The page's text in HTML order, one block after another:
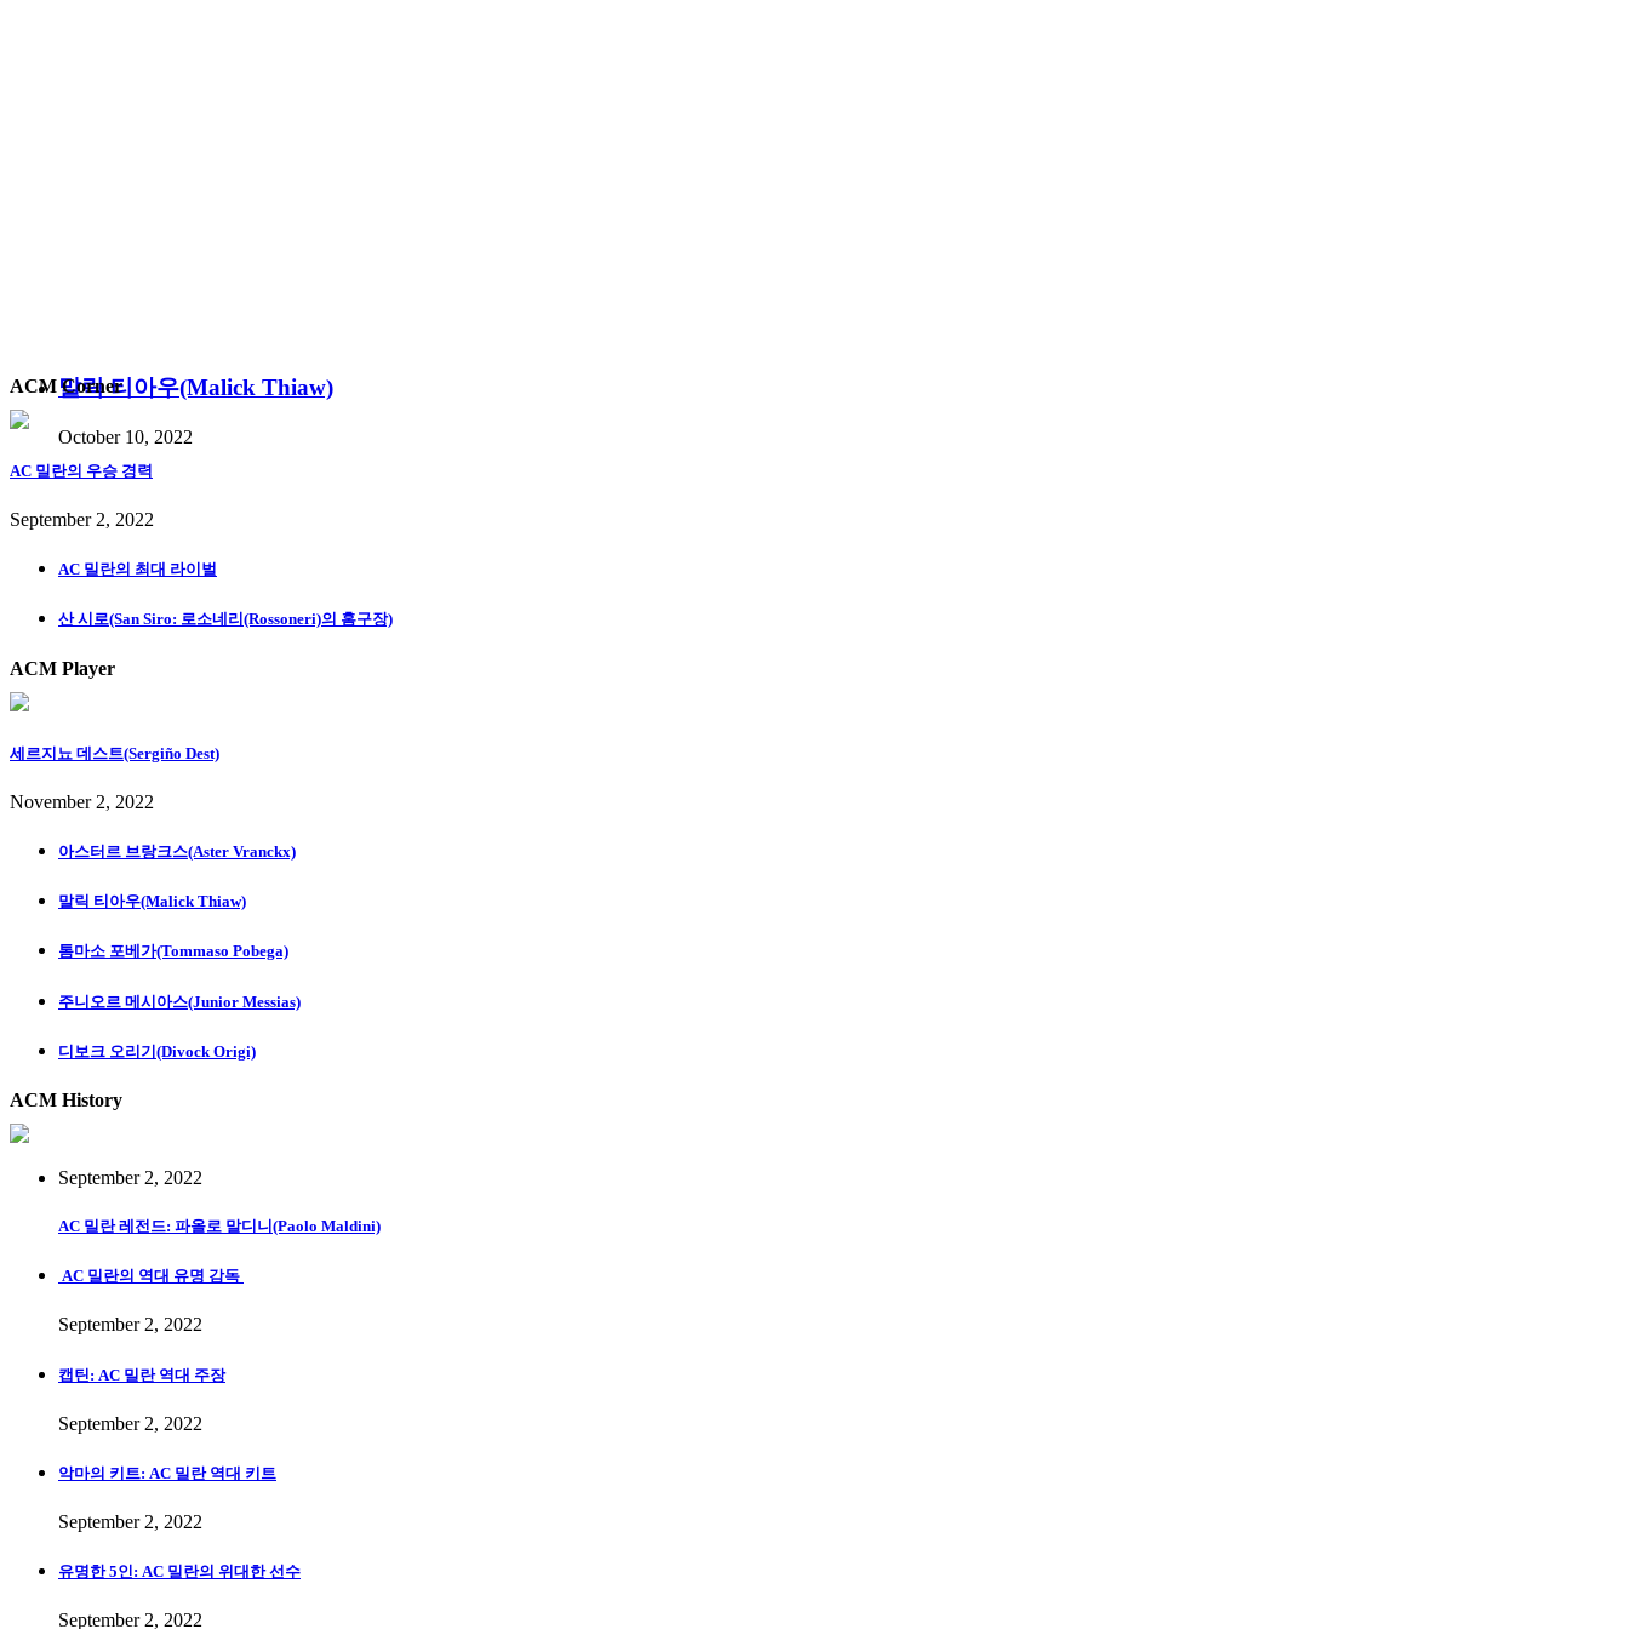
말릭 티아우(Malick Thiaw)
October 10, 2022
ACM Corner
AC 밀란의 우승 경력
September 2, 2022
AC 밀란의 최대 라이벌
산 시로(San Siro: 로소네리(Rossoneri)의 홈구장)
ACM Player
세르지뇨 데스트(Sergiño Dest)
November 2, 2022
아스터르 브랑크스(Aster Vranckx)
말릭 티아우(Malick Thiaw)
톰마소 포베가(Tommaso Pobega)
주니오르 메시아스(Junior Messias)
디보크 오리기(Divock Origi)
ACM History
September 2, 2022
AC 밀란 레전드: 파올로 말디니(Paolo Maldini)
AC 밀란의 역대 유명 감독
September 2, 2022
캡틴: AC 밀란 역대 주장
September 2, 2022
악마의 키트: AC 밀란 역대 키트
September 2, 2022
유명한 5인: AC 밀란의 위대한 선수
September 2, 2022